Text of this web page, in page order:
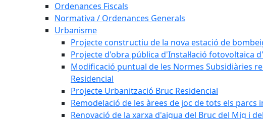
Ordenances Fiscals
Normativa / Ordenances Generals
Urbanisme
Projecte constructiu de la nova estació de
Projecte d'obra pública d'Instal·lació fotovoltaica
Modificació puntual de les Normes Subsidiàries
Residencial
Projecte Urbanització Bruc Residencial
Remodelació de les àrees de joc de tots els
Renovació de la xarxa d'aigua del Bruc del Mig i